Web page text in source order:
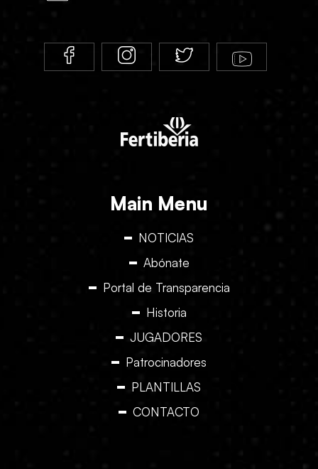
Main Menu
NOTICIAS
Abónate
Portal de Transparencia
Historia
JUGADORES
Patrocinadores
PLANTILLAS
CONTACTO